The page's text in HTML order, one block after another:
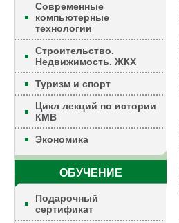
Современные
компьютерные
технологии
Строительство.
Недвижимость. ЖКХ
Туризм и спорт
Цикл лекций по истории
КМВ
Экономика
ОБУЧЕНИЕ
Подарочный
сертификат